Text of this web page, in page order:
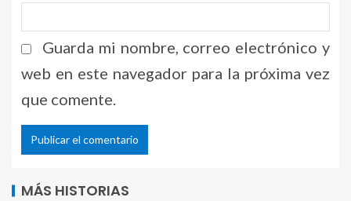
Guarda mi nombre, correo electrónico y
web en este navegador para la próxima vez
que comente.
MÁS HISTORIAS